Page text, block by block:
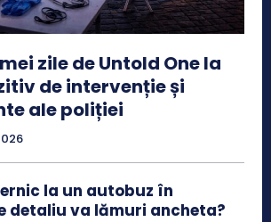
zile de Untold One la
de intervenție și
ale poliției
la un autobuz în
detaliu va lămuri ancheta?